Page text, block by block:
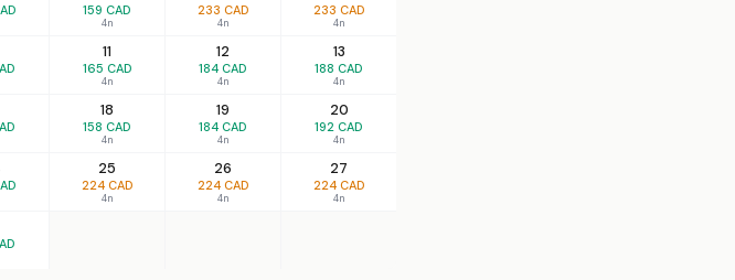
159 CAD
4n
233 CAD
4n
233 CAD
4n
11
165 CAD
4n
12
184 CAD
4n
13
188 CAD
4n
18
158 CAD
4n
19
184 CAD
4n
20
192 CAD
4n
25
224 CAD
4n
26
224 CAD
4n
27
224 CAD
4n